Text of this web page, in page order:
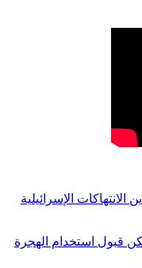
الإسرائيلية
قبول استخدام الهجرة